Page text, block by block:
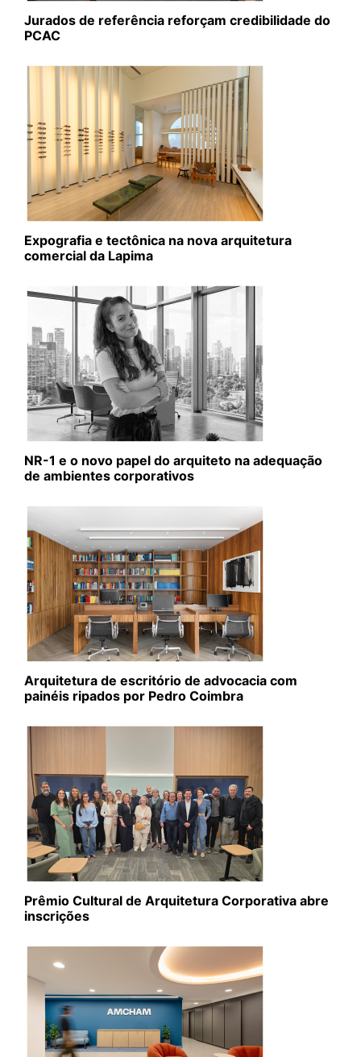
Jurados de referência reforçam credibilidade do
PCAC
Expografia e tectônica na nova arquitetura
comercial da Lapima
NR-1 e o novo papel do arquiteto na adequação
de ambientes corporativos
Arquitetura de escritório de advocacia com
painéis ripados por Pedro Coimbra
Prêmio Cultural de Arquitetura Corporativa abre
inscrições